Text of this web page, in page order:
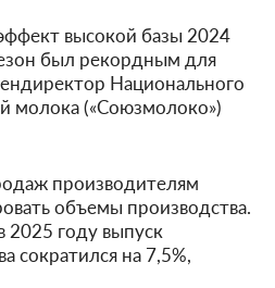
высокой базы 2024
был рекордным для
Национального
молока («Союзмолоко»)
производителям
объемы производства.
2025 году выпуск
сократился на 7,5%,